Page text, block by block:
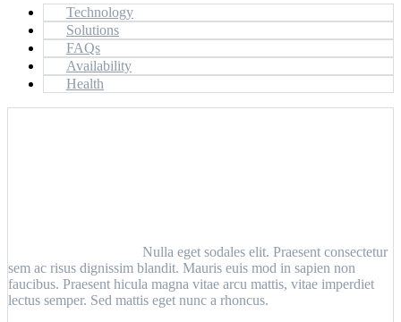
Technology
Solutions
FAQs
Availability
Health
Nulla eget sodales elit. Praesent consectetur
sem ac risus dignissim blandit. Mauris euis mod in sapien non
faucibus. Praesent hicula magna vitae arcu mattis, vitae imperdiet
lectus semper. Sed mattis eget nunc a rhoncus.